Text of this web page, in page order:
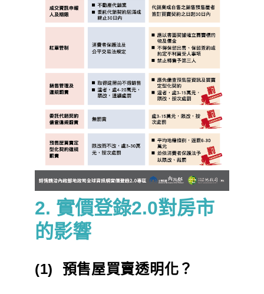
2. 實價登錄2.0對房市
的影響
(1) 預售屋買賣透明化？